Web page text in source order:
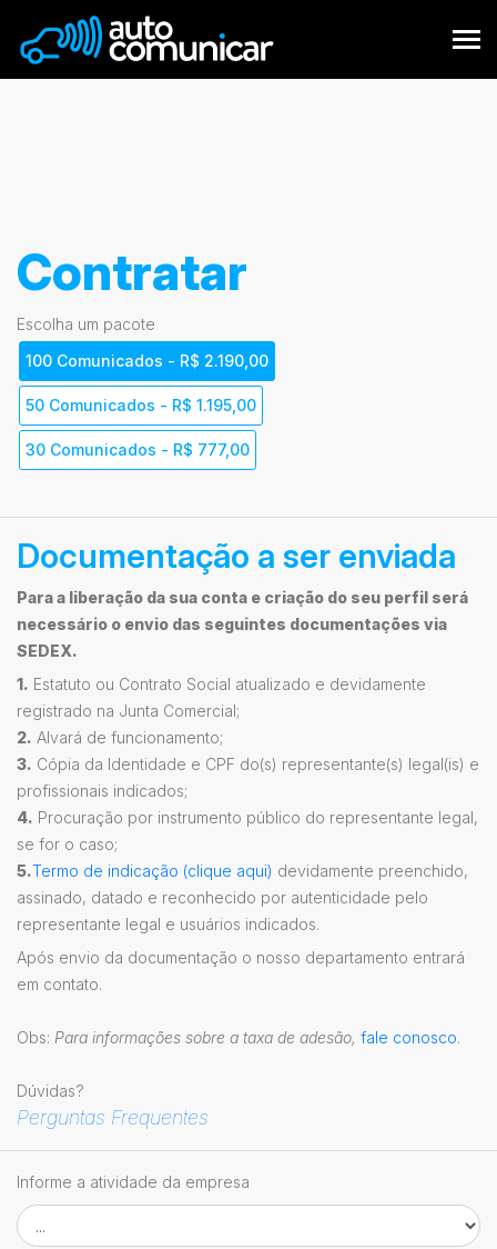
Contratar
Escolha um pacote
100 Comunicados - R$ 2.190,00
50 Comunicados - R$ 1.195,00
30 Comunicados - R$ 777,00
Documentação a ser enviada
Para a liberação da sua conta e criação do seu perfil será
necessário o envio das seguintes documentações via
SEDEX.
1. Estatuto ou Contrato Social atualizado e devidamente
registrado na Junta Comercial;
2. Alvará de funcionamento;
3. Cópia da Identidade e CPF do(s) representante(s) legal(is) e
profissionais indicados;
4. Procuração por instrumento público do representante legal,
se for o caso;
5.Termo de indicação (clique aqui) devidamente preenchido,
assinado, datado e reconhecido por autenticidade pelo
representante legal e usuários indicados.
Após envio da documentação o nosso departamento entrará
em contato.
Obs: Para informações sobre a taxa de adesão, fale conosco.
Dúvidas?
Perguntas Frequentes
Informe a atividade da empresa